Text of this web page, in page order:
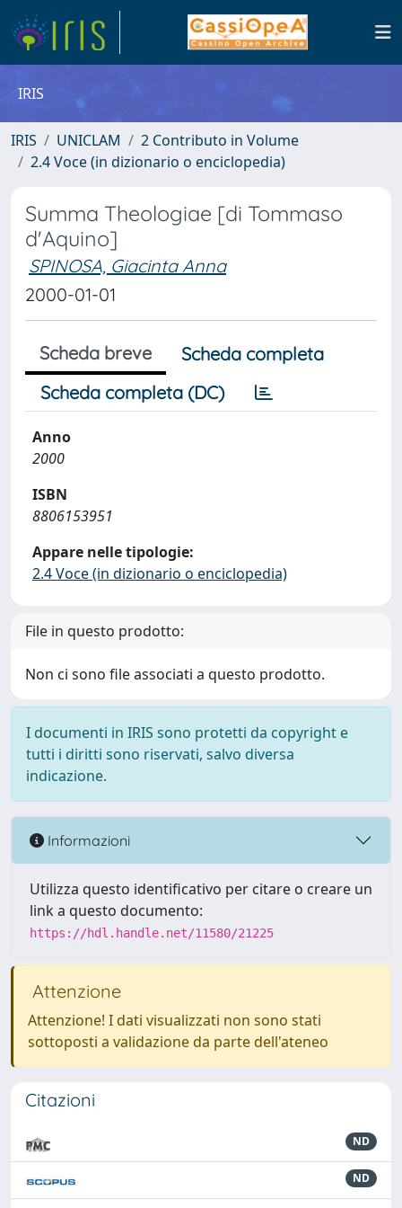
IRIS
IRIS UNICLAM
2 Contributo in Volume
2.4 Voce (in dizionario o enciclopedia)
Summa Theologiae [di Tommaso
d'Aquino]
SPINOSA, Giacinta Anna
2000-01-01
Scheda breve
Scheda completa
Scheda completa (DC)
Anno
2000
ISBN
8806153951
Appare nelle tipologie:
2.4 Voce (in dizionario o enciclopedia)
File in questo prodotto:
Non ci sono file associati a questo prodotto.
I documenti in IRIS sono protetti da copyright e
tutti i diritti sono riservati, salvo diversa
indicazione.
Informazioni
Utilizza questo identificativo per citare o creare un
link a questo documento:
https://hdl.handle.net/11580/21225
Attenzione
Attenzione! I dati visualizzati non sono stati
sottoposti a validazione da parte dell'ateneo
Citazioni
ND
ND